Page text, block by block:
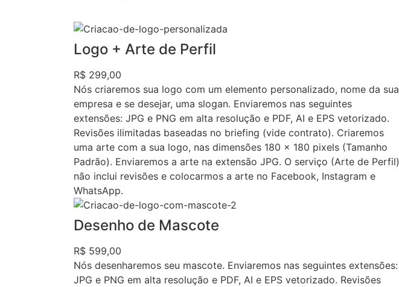
Logo + Arte de Perfil
R$ 299,00
Nós criaremos sua logo com um elemento personalizado, nome da sua
empresa e se desejar, uma slogan. Enviaremos nas seguintes
extensões: JPG e PNG em alta resolução e PDF, AI e EPS vetorizado.
Revisões ilimitadas baseadas no briefing (vide contrato). Criaremos
uma arte com a sua logo, nas dimensões 180 x 180 pixels (Tamanho
Padrão). Enviaremos a arte na extensão JPG. O serviço (Arte de Perfil)
não inclui revisões e colocarmos a arte no Facebook, Instagram e
WhatsApp.
Desenho de Mascote
R$ 599,00
Nós desenharemos seu mascote. Enviaremos nas seguintes extensões:
JPG e PNG em alta resolução e PDF, AI e EPS vetorizado. Revisões